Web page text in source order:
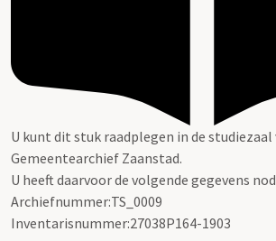
U kunt dit stuk raadplegen in de studiezaal
Gemeentearchief Zaanstad.
U heeft daarvoor de volgende gegevens
Archiefnummer:TS_0009
Inventarisnummer:27038P164-1903